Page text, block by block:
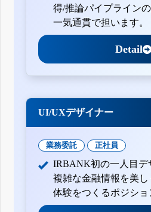
得/推論パイプライン
一気通貫で担います。
Detail
UI/UXデザイナー
業務委託 正社員
IRBANK初の一人目デ
複雑な金融情報を美
体験をつくるポジショ